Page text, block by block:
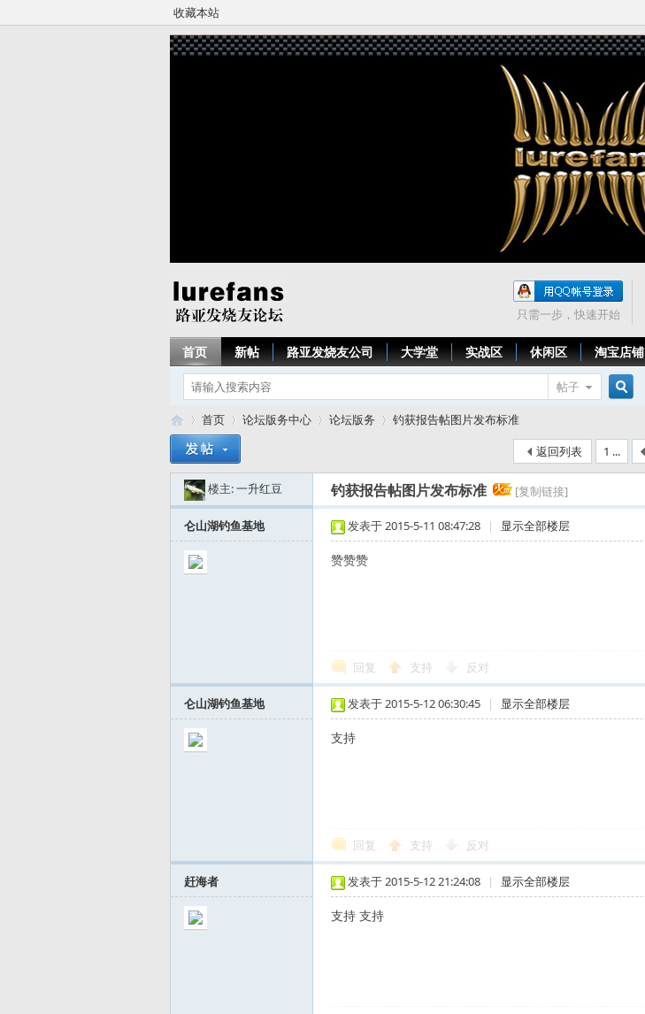
收藏本站
只需一步，快速开始
首页 新帖 路亚发烧友公司 大学堂 实战区 休闲区 淘宝店铺
帖子
»
首页
›
论坛版务中心 论坛版务
›
钓获报告帖图片发布标准
1 ...
返回列表
楼主:一升红豆 钓获报告帖图片发布标准 [复制链接]
仑山湖钓鱼基地 发表于 2015-5-11 08:47:28 | 显示全部楼层
赞赞赞
回复 支持 反对
仑山湖钓鱼基地 发表于 2015-5-12 06:30:45 | 显示全部楼层
支持
回复 支持 反对
赶海者 发表于 2015-5-12 21:24:08 | 显示全部楼层
支持 支持